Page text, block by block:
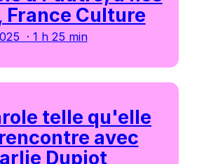
France Culture
· 1 h 25 min
telle qu'elle
avec
Dupiot